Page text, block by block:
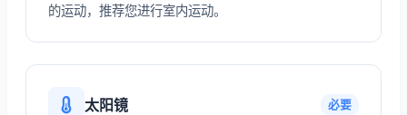
的运动，推荐您进行室内运动。
太阳镜 必要